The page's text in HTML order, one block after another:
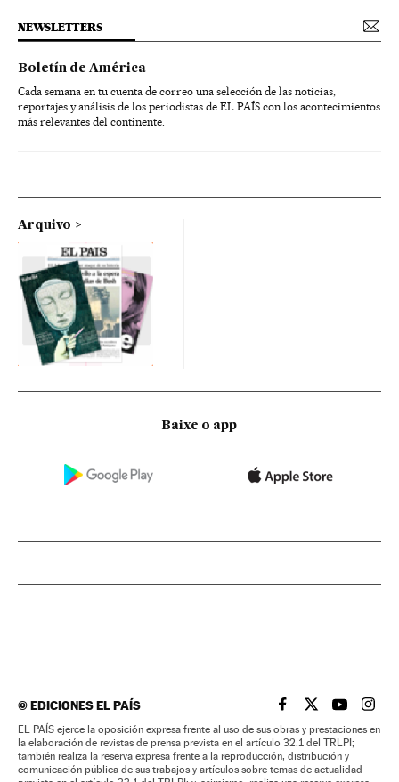
NEWSLETTERS
Boletín de América
Cada semana en tu cuenta de correo una selección de las noticias,
reportajes y análisis de los periodistas de EL PAÍS con los acontecimientos
más relevantes del continente.
Arquivo
Baixe o app
©EDICIONES EL PAÍS EL PAÍS BRASIL EN
EL PAÍSEL PAÍS
EL
EL PAÍS ejerce la oposición expresa frente al uso de sus obras y prestaciones en
la elaboración de revistas de prensa prevista en el artículo 32.1 del TRLPI;
también realiza la reserva expresa frente a la reproducción, distribución y
comunicación pública de sus trabajos y artículos sobre temas de actualidad